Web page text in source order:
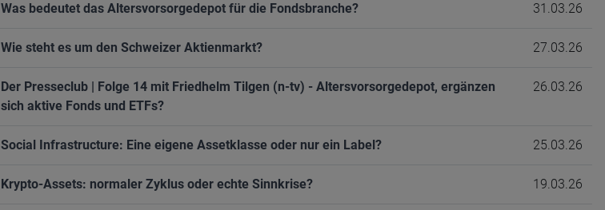
Was bedeutet das Altersvorsorgedepot für die Fondsbranche? 31.03.26
Wie steht es um den Schweizer Aktienmarkt? 27.03.26
Der Presseclub | Folge 14 mit Friedhelm Tilgen (n-tv) - Altersvorsorgedepot, ergänzen
sich aktive Fonds und ETFs?
26.03.26
Social Infrastructure: Eine eigene Assetklasse oder nur ein Label? 25.03.26
Krypto-Assets: normaler Zyklus oder echte Sinnkrise? 19.03.26